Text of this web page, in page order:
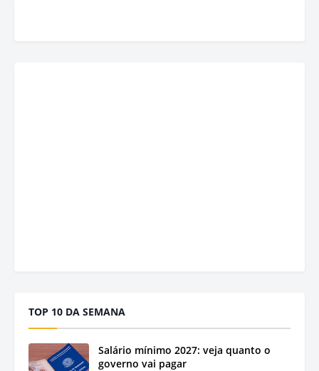
TOP 10 DA SEMANA
Salário mínimo 2027: veja quanto o
governo vai pagar